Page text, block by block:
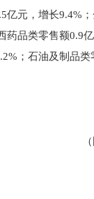
亿元，增长9.4%
药品类零售额0.9
；石油及制品
（图